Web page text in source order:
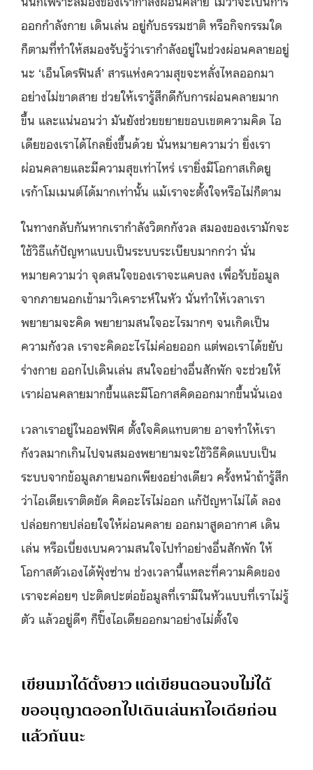
ออกกำลังกาย เดินเล่น อยู่กับธรรมชาติ หรือกิจกรรมใด
ก็ตามที่ทำให้สมองรับรู้ว่าเรากำลังอยู่ในช่วงผ่อนคลายอยู่
นะ ‘เอ็นโดรฟินส์’ สารแห่งความสุขจะหลั่งไหลออกมา
อย่างไม่ขาดสาย ช่วยให้เรารู้สึกดีกับการผ่อนคลายมาก
ขึ้น และแน่นอนว่า มันยังช่วยขยายขอบเขตความคิด ไอ
เดียของเราได้ไกลยิ่งขึ้นด้วย นั่นหมายความว่า ยิ่งเรา
ผ่อนคลายและมีความสุขเท่าไหร่ เรายิ่งมีโอกาสเกิดยู
เรก้าโมเมนต์ได้มากเท่านั้น แม้เราจะตั้งใจหรือไม่ก็ตาม
ในทางกลับกันหากเรากำลังวิตกกังวล สมองของเรามักจะ
ใช้วิธีแก้ปัญหาแบบเป็นระบบระเบียบมากกว่า นั่น
หมายความว่า จุดสนใจของเราจะแคบลง เพื่อรับข้อมูล
จากภายนอกเข้ามาวิเคราะห์ในหัว นั่นทำให้เวลาเรา
พยายามจะคิด พยายามสนใจอะไรมากๆ จนเกิดเป็น
ความกังวล เราจะคิดอะไรไม่ค่อยออก แต่พอเราได้ขยับ
ร่างกาย ออกไปเดินเล่น สนใจอย่างอื่นสักพัก จะช่วยให้
เราผ่อนคลายมากขึ้นและมีโอกาสคิดออกมากขึ้นนั่นเอง
เวลาเราอยู่ในออฟฟิศ ตั้งใจคิดแทบตาย อาจทำให้เรา
กังวลมากเกินไปจนสมองพยายามจะใช้วิธีคิดแบบเป็น
ระบบจากข้อมูลภายนอกเพียงอย่างเดียว ครั้งหน้าถ้ารู้สึก
ว่าไอเดียเราติดขัด คิดอะไรไม่ออก แก้ปัญหาไม่ได้ ลอง
ปล่อยกายปล่อยใจให้ผ่อนคลาย ออกมาสูดอากาศ เดิน
เล่น หรือเบี่ยงเบนความสนใจไปทำอย่างอื่นสักพัก ให้
โอกาสตัวเองได้ฟุ้งซ่าน ช่วงเวลานี้แหละที่ความคิดของ
เราจะค่อยๆ ปะติดปะต่อข้อมูลที่เรามีในหัวแบบที่เราไม่รู้
ตัว แล้วอยู่ดีๆ ก็ปิ๊งไอเดียออกมาอย่างไม่ตั้งใจ
เขียนมาได้ตั้งยาว แต่เขียนตอนจบไม่ได้
ขออนุญาตออกไปเดินเล่นหาไอเดียก่อน
แล้วกันนะ